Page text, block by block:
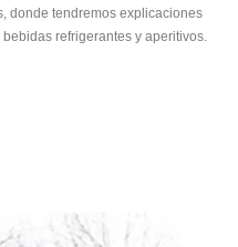
donde tendremos explicaciones
refrigerantes y aperitivos.